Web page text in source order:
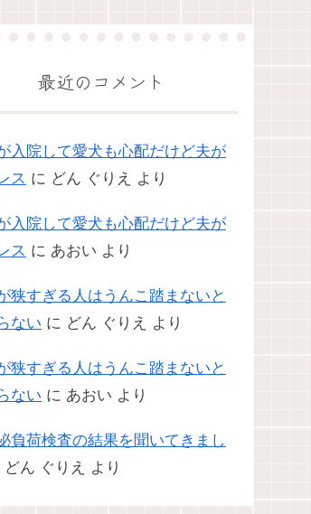
最近のコメント
入院して愛犬も心配だけど夫が
ス に どん ぐりえ より
入院して愛犬も心配だけど夫が
ス に あおい より
狭すぎる人はうんこ踏まないと
ない に どん ぐりえ より
狭すぎる人はうんこ踏まないと
ない に あおい より
負荷検査の結果を聞いてきまし
どん ぐりえ より